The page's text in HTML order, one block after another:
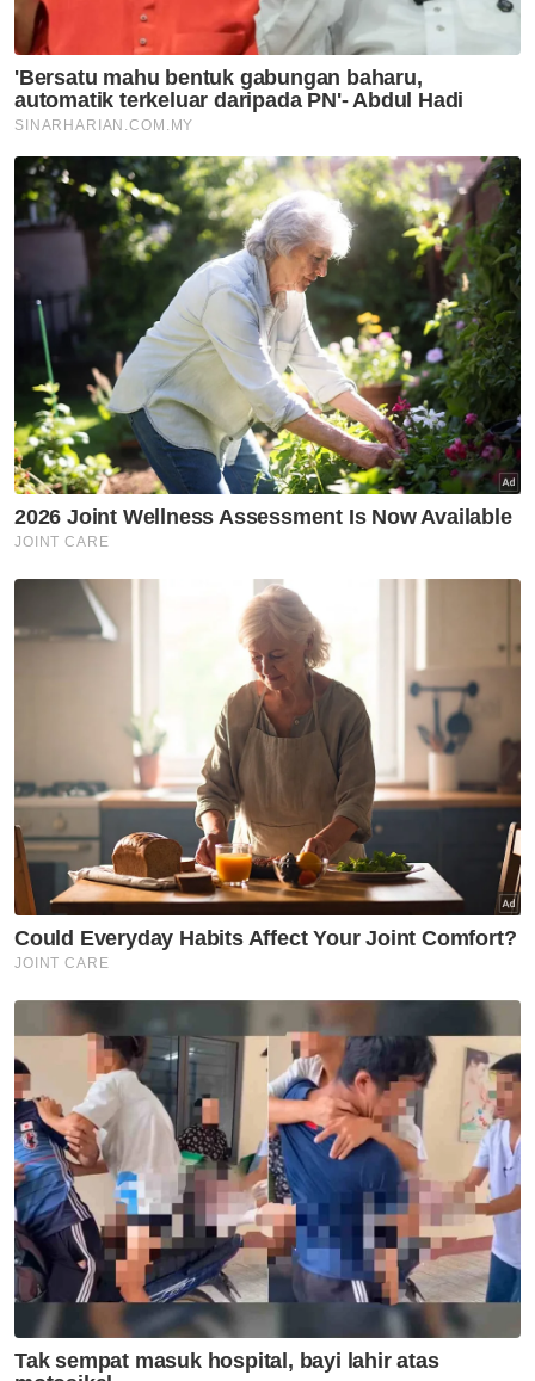
Terlepas Tiga Mata
Artikel Disyorkan
SUKAN
Glasgow 2026: Izzat Shameer
raih perak, cipta sejarah
baharu boling padang negara
SUKAN
Kena ada darah baru semak
VAR?
SUKAN
kalah mati Piala Dunia
Tiket FURY Championship Vol.
II laku keras